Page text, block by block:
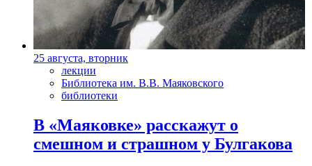
25 августа, вторник
лекции
Библиотека им. В.В. Маяковского
библиотеки
В «Маяковке» расскажут о
смешном и страшном у Булгакова